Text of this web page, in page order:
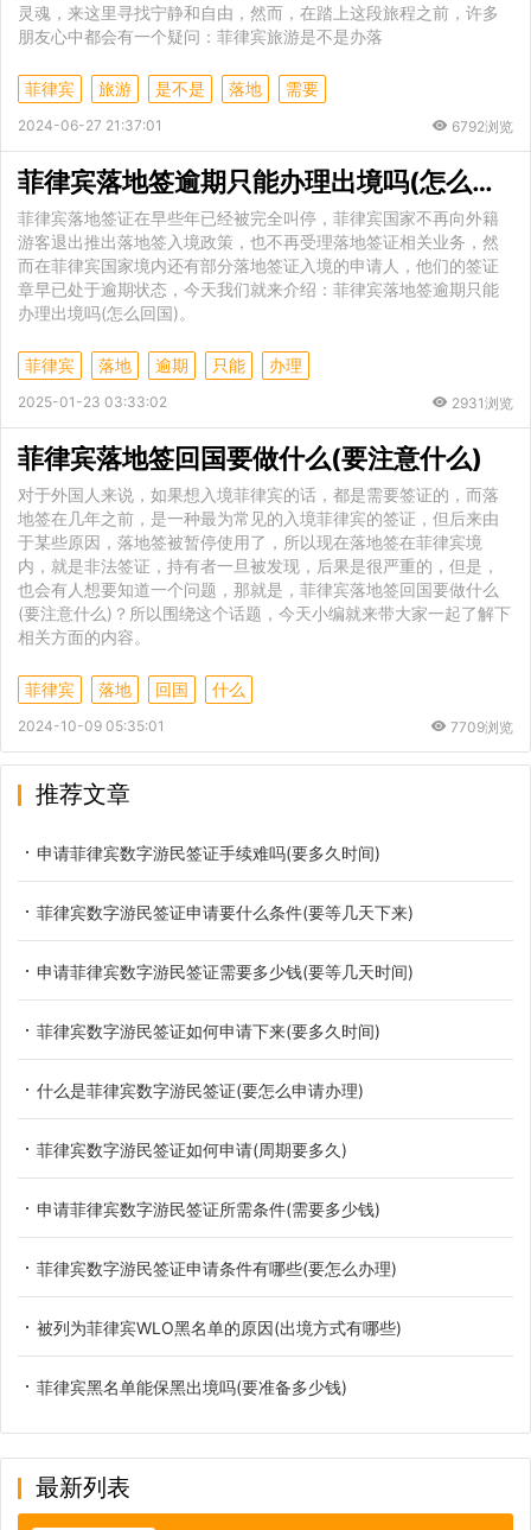
灵魂，来这里寻找宁静和自由，然而，在踏上这段旅程之前，许多
朋友心中都会有一个疑问：菲律宾旅游是不是办落
菲律宾 旅游 是不是 落地 需要
2024-06-27 21:37:01 6792浏览
菲律宾落地签逾期只能办理出境吗(怎么回国)
菲律宾落地签证在早些年已经被完全叫停，菲律宾国家不再向外籍
游客退出推出落地签入境政策，也不再受理落地签证相关业务，然
而在菲律宾国家境内还有部分落地签证入境的申请人，他们的签证
章早已处于逾期状态，今天我们就来介绍：菲律宾落地签逾期只能
办理出境吗(怎么回国)。
菲律宾 落地 逾期 只能 办理
2025-01-23 03:33:02 2931浏览
菲律宾落地签回国要做什么(要注意什么)
对于外国人来说，如果想入境菲律宾的话，都是需要签证的，而落
地签在几年之前，是一种最为常见的入境菲律宾的签证，但后来由
于某些原因，落地签被暂停使用了，所以现在落地签在菲律宾境
内，就是非法签证，持有者一旦被发现，后果是很严重的，但是，
也会有人想要知道一个问题，那就是，菲律宾落地签回国要做什么
(要注意什么)？所以围绕这个话题，今天小编就来带大家一起了解下
相关方面的内容。
菲律宾 落地 回国 什么
2024-10-09 05:35:01 7709浏览
推荐文章
申请菲律宾数字游民签证手续难吗(要多久时间)
菲律宾数字游民签证申请要什么条件(要等几天下来)
申请菲律宾数字游民签证需要多少钱(要等几天时间)
菲律宾数字游民签证如何申请下来(要多久时间)
什么是菲律宾数字游民签证(要怎么申请办理)
菲律宾数字游民签证如何申请(周期要多久)
申请菲律宾数字游民签证所需条件(需要多少钱)
菲律宾数字游民签证申请条件有哪些(要怎么办理)
被列为菲律宾WLO黑名单的原因(出境方式有哪些)
菲律宾黑名单能保黑出境吗(要准备多少钱)
最新列表